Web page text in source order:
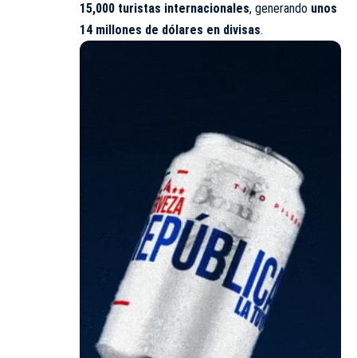
15,000 turistas internacionales, generando unos
14 millones de dólares en divisas.